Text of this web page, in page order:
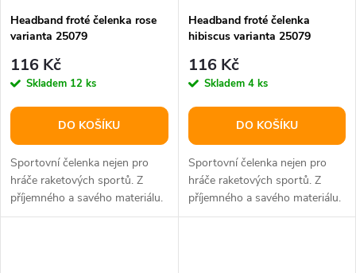
Headband froté čelenka rose
varianta 25079
116 Kč
Skladem 12 ks
DO KOŠÍKU
Sportovní čelenka nejen pro
hráče raketových sportů. Z
příjemného a savého materiálu.
Headband froté čelenka
hibiscus varianta 25079
116 Kč
Skladem 4 ks
DO KOŠÍKU
Sportovní čelenka nejen pro
hráče raketových sportů. Z
příjemného a savého materiálu.